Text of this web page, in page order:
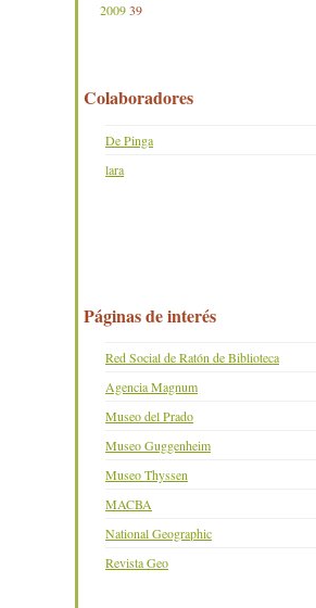
200939
Colaboradores
De Pinga
lara
Páginas de interés
Red Social de Ratón de Biblioteca
Agencia Magnum
Museo del Prado
Museo Guggenheim
Museo Thyssen
MACBA
National Geographic
Revista Geo